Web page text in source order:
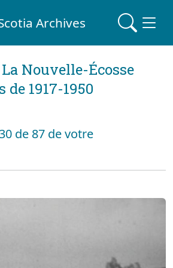
Archives
Nouvelle-Écosse
1917-1950
de 87 de votre